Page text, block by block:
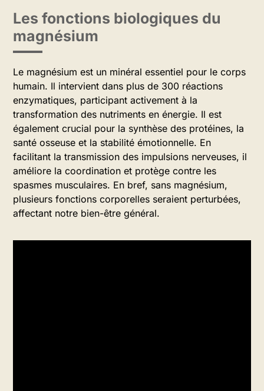
Les fonctions biologiques du
magnésium
Le magnésium est un minéral essentiel pour le corps
humain. Il intervient dans plus de 300 réactions
enzymatiques, participant activement à la
transformation des nutriments en énergie. Il est
également crucial pour la synthèse des protéines, la
santé osseuse et la stabilité émotionnelle. En
facilitant la transmission des impulsions nerveuses, il
améliore la coordination et protège contre les
spasmes musculaires. En bref, sans magnésium,
plusieurs fonctions corporelles seraient perturbées,
affectant notre bien-être général.